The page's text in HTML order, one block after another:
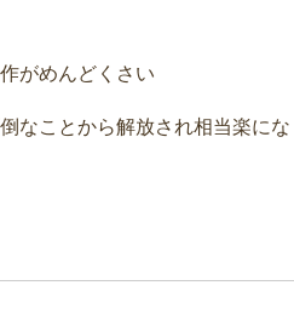
がめんどくさい
なことから解放され相当楽にな